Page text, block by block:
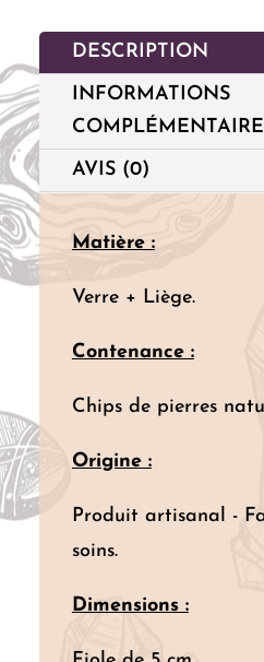
DESCRIPTION
INFORMATIONS
AVIS (0)
Matière :
Verre + Liège.
Contenance :
Chips de pierres
Origine :
Produit artisanal -
soins.
Dimensions :